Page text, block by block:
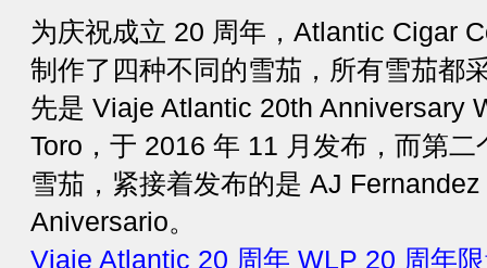
为庆祝成立 20 周年，Atlantic Cigar
制作了四种不同的雪茄，所有雪茄都
先是 Viaje Atlantic 20th Anniversary
Toro，于 2016 年 11 月发布，而第
雪茄，紧接着发布的是 AJ
Aniversario。
Viaje Atlantic 20 周年 WLP 20 周年